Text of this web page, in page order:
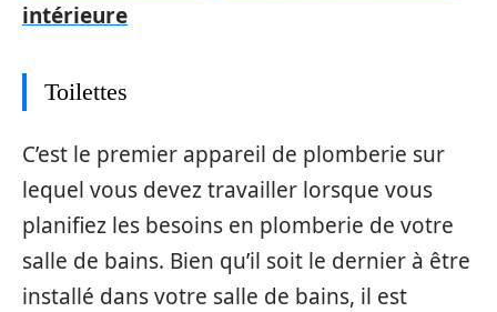
intérieure
Toilettes
C’est le premier appareil de plomberie sur
lequel vous devez travailler lorsque vous
planifiez les besoins en plomberie de votre
salle de bains. Bien qu’il soit le dernier à être
installé dans votre salle de bains, il est